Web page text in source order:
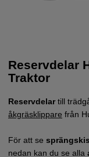
Reservdelar
Traktor
Reservdelartill
åkgräsklippare från
För att se
nedan kan du se alla